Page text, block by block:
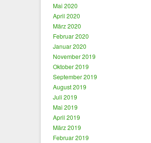
Mai 2020
April 2020
März 2020
Februar 2020
Januar 2020
November 2019
Oktober 2019
September 2019
August 2019
Juli 2019
Mai 2019
April 2019
März 2019
Februar 2019